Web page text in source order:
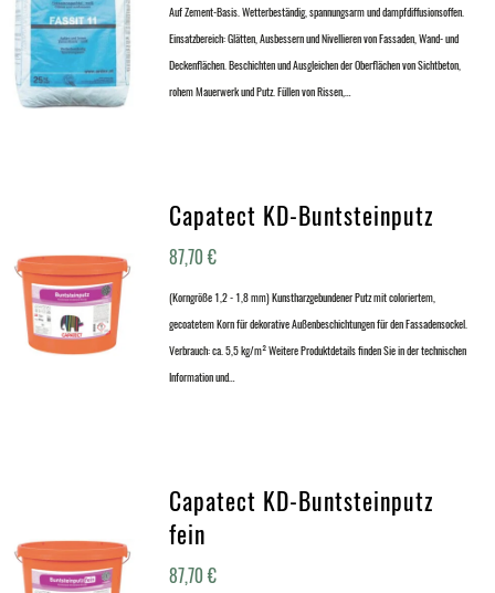
Auf Zement-Basis. Wetterbeständig, spannungsarm und dampfdiffusionsoffen.
Einsatzbereich: Glätten, Ausbessern und Nivellieren von Fassaden, Wand- und
Deckenflächen. Beschichten und Ausgleichen der Oberflächen von Sichtbeton,
rohem Mauerwerk und Putz. Füllen von Rissen,…
Capatect KD-Buntsteinputz
87,70€
(Korngröße 1,2 - 1,8 mm) Kunstharzgebundener Putz mit coloriertem,
gecoatetem Korn für dekorative Außenbeschichtungen für den Fassadensockel.
Verbrauch: ca. 5,5 kg/m² Weitere Produktdetails finden Sie in der technischen
Information und…
Capatect KD-Buntsteinputz
fein
87,70€